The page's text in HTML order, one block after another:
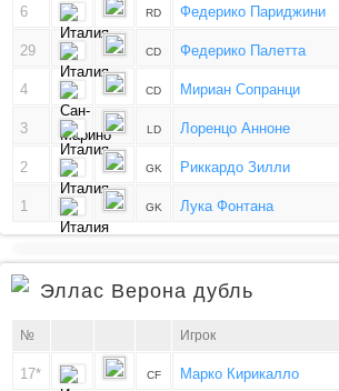
6 RD Федерико Париджини
29 CD Федерико Палетта
4 CD Мириан Сопранци
3 LD Лоренцо Анноне
2 GK Риккардо Зилли
1 GK Лука Фонтана
Эллас Верона дубль
№ Игрок
17* CF Марко Кирикалло